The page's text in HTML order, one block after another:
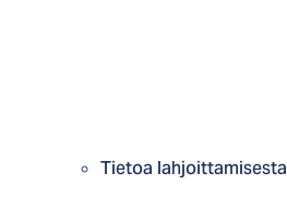
Tietoa lahjoittamisesta